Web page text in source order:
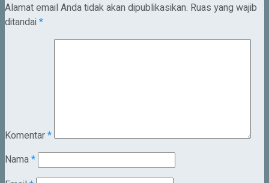
Alamat email Anda tidak akan dipublikasikan. Ruas yang wajib
ditandai *
Komentar*
Nama*